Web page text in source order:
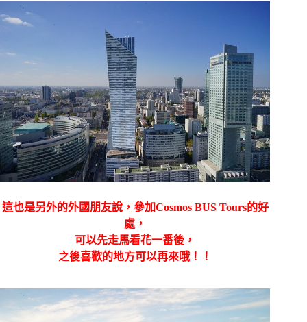
這也是另外的外國朋友說，參加Cosmos BUS Tours的好
處，
可以先走馬看花一番後，
之後喜歡的地方可以再來哦！！